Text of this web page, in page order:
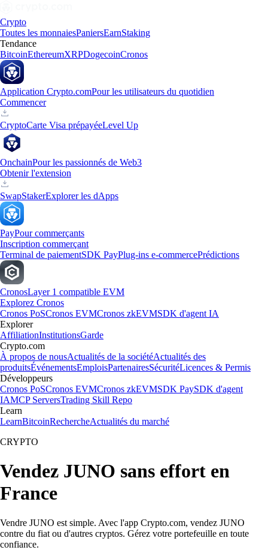
Crypto
Toutes les monnaiesPaniersEarnStaking
Tendance
BitcoinEthereumXRPDogecoinCronos
Application Crypto.comPour les utilisateurs du quotidien
Commencer
CryptoCarte Visa prépayéeLevel Up
OnchainPour les passionnés de Web3
Obtenir l'extension
SwapStakerExplorer les dApps
PayPour commerçants
Inscription commerçant
Terminal de paiementSDK PayPlug-ins e-commercePrédictions
CronosLayer 1 compatible EVM
Explorez Cronos
Cronos PoSCronos EVMCronos zkEVMSDK d'agent IA
Explorer
AffiliationInstitutionsGarde
Crypto.com
À propos de nousActualités de la sociétéActualités des
produitsÉvénementsEmploisPartenairesSécuritéLicences & Permis
Développeurs
Cronos PoSCronos EVMCronos zkEVMSDK PaySDK d'agent
IAMCP ServersTrading Skill Repo
Learn
LearnBitcoinRechercheActualités du marché
CRYPTO
Vendez JUNO sans effort en
France
Vendre JUNO est simple. Avec l'app Crypto.com, vendez JUNO
contre du fiat ou d'autres cryptos. Gérez votre portefeuille en toute
confiance.